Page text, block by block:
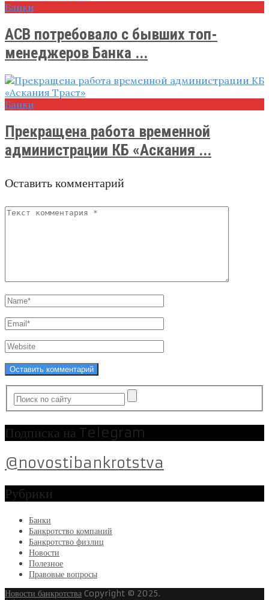
Банки
АСВ потребовало с бывших топ-
менеджеров Банка ...
Банки
Прекращена работа временной
администрации КБ «Аскания ...
Оставить комментарий
Подписка на Telegram
@novostibankrotstva
Рубрики
Банки
Банкротство компаний
Банкротство физлиц
Новости
Полезное
Правовые вопросы
Новости банкротства Copyright © 2025.